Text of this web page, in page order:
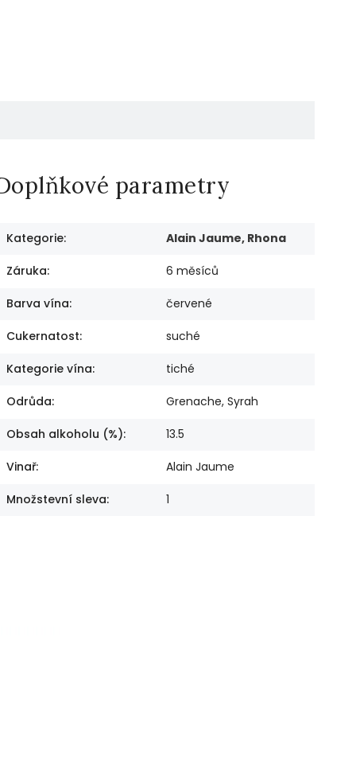
parametry
Kategorie: Alain Jaume, Rhona
Záruka: 6 měsíců
Barva vína: červené
Cukernatost: suché
Kategorie vína: tiché
Odrůda: Grenache, Syrah
Obsah alkoholu (%): 13.5
Vinař: Alain Jaume
Množstevní sleva: 1